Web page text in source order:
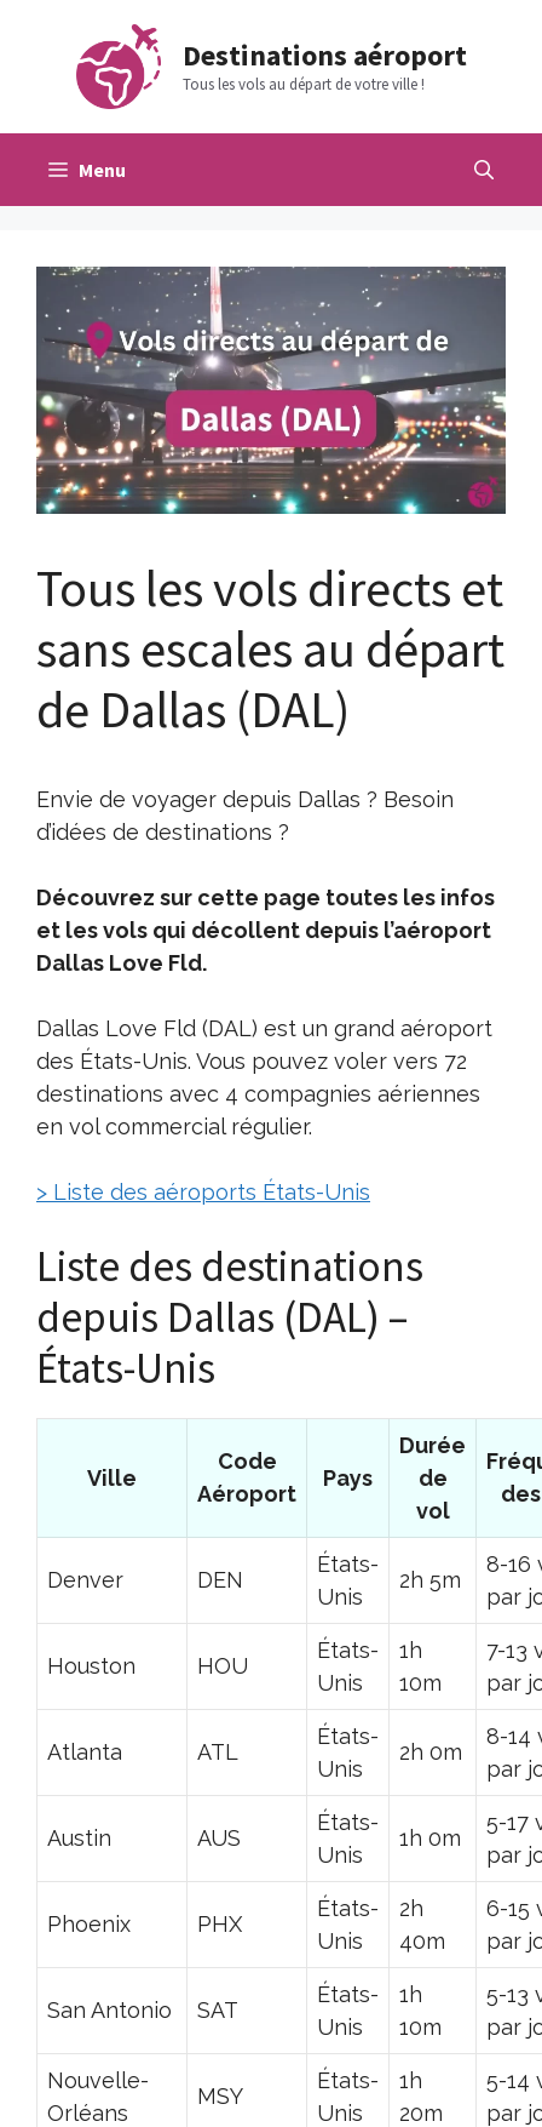
contenu
Destinations aéroport
Tous les vols au départ de votre ville !
Menu
Tous les vols directs et
sans escales au départ
de Dallas (DAL)
Envie de voyager depuis Dallas ? Besoin
d’idées de destinations ?
Découvrez sur cette page toutes les infos
et les vols qui décollent depuis l’aéroport
Dallas Love Fld.
Dallas Love Fld (DAL) est un grand aéroport
des États-Unis. Vous pouvez voler vers 72
destinations avec 4 compagnies aériennes
en vol commercial régulier.
> Liste des aéroports États-Unis
Liste des destinations
depuis Dallas (DAL) –
États-Unis
Ville
Code
Aéroport
Pays
Durée
de
vol
Denver DEN
États-
Unis
2h 5m
8-16
par
Houston HOU
États-
Unis
1h
10m
7-13
par
Atlanta ATL
États-
Unis
2h 0m
8-14
par
Austin AUS
États-
Unis
1h 0m
5-17
par
Phoenix PHX
États-
Unis
2h
40m
6-15
par
San Antonio SAT
États-
Unis
1h
10m
5-13
par
Nouvelle-
Orléans
MSY
États-
Unis
1h
20m
5-14
par